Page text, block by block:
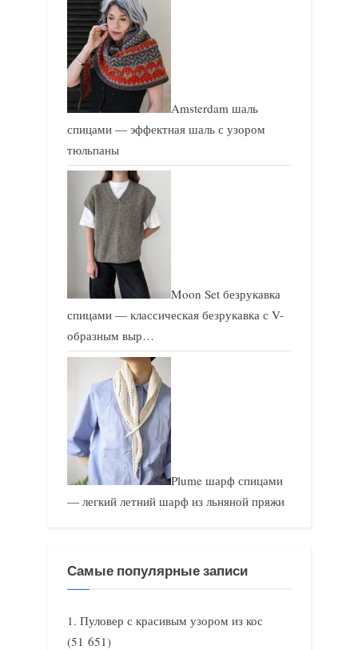
Amsterdam шаль
спицами — эффектная шаль с узором
тюльпаны
Moon Set безрукавка
спицами — классическая безрукавка с V-
образным выр…
Plume шарф спицами
— легкий летний шарф из льняной пряжи
Самые популярные записи
Пуловер с красивым узором из кос
(51 651)